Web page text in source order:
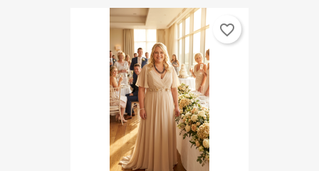
favorite_border